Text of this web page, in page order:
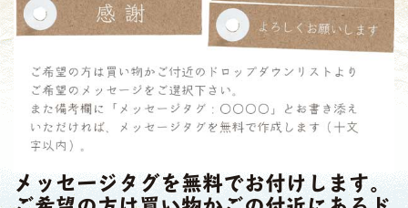
メッセージタグを無料でお付けします。